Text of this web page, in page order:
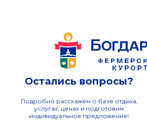
Остались вопросы?
Подробно расскажем о базе отдыха,
услугах, ценах и подготовим
индивидуальное предложение!